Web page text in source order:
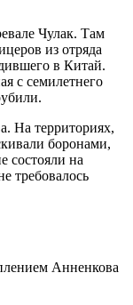
Чулак. Там
из отряда
в Китай.
с семилетнего
.
На территориях,
боронами,
состояли на
требовалось
Анненкова